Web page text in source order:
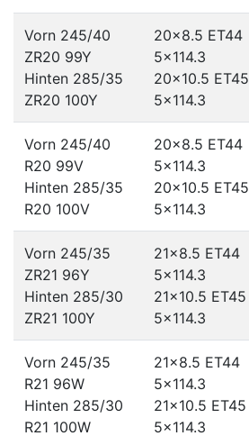
Vorn 245/40
ZR20 99Y
Hinten 285/35
ZR20 100Y
20x8.5 ET44
5x114.3
20x10.5 ET45
5x114.3
Vorn 245/40
R20 99V
Hinten 285/35
R20 100V
20x8.5 ET44
5x114.3
20x10.5 ET45
5x114.3
Vorn 245/35
ZR21 96Y
Hinten 285/30
ZR21 100Y
21x8.5 ET44
5x114.3
21x10.5 ET45
5x114.3
Vorn 245/35
R21 96W
Hinten 285/30
R21 100W
21x8.5 ET44
5x114.3
21x10.5 ET45
5x114.3